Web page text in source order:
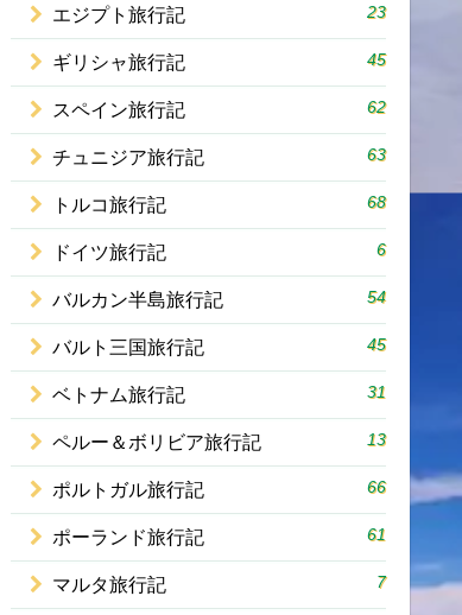
エジプト旅行記 23
ギリシャ旅行記 45
スペイン旅行記 62
チュニジア旅行記 63
トルコ旅行記 68
ドイツ旅行記 6
バルカン半島旅行記 54
バルト三国旅行記 45
ベトナム旅行記 31
ペルー＆ボリビア旅行記 13
ポルトガル旅行記 66
ポーランド旅行記 61
マルタ旅行記 7